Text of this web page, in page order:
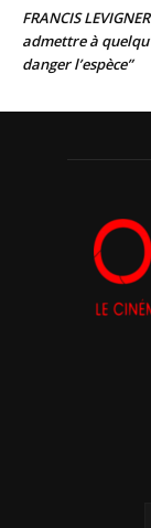
FRANCIS
admettre à
danger l’espèce”